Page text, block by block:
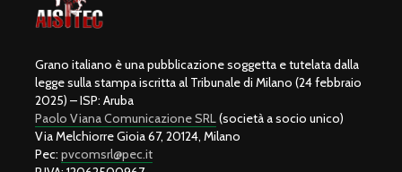
Grano italiano è una pubblicazione soggetta e tutelata dalla
legge sulla stampa iscritta al Tribunale di Milano (24 febbraio
2025) – ISP: Aruba
Paolo Viana Comunicazione SRL(società a socio unico)
Via Melchiorre Gioia 67, 20124, Milano
Pec: pvcomsrl@pec.it